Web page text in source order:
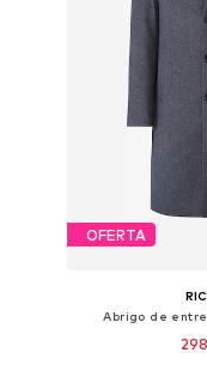
OFERTA
Abrigo de